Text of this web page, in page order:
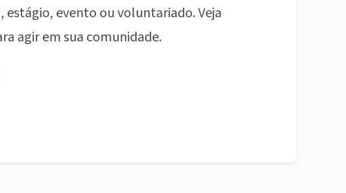
estágio, evento ou voluntariado. Veja
agir em sua comunidade.